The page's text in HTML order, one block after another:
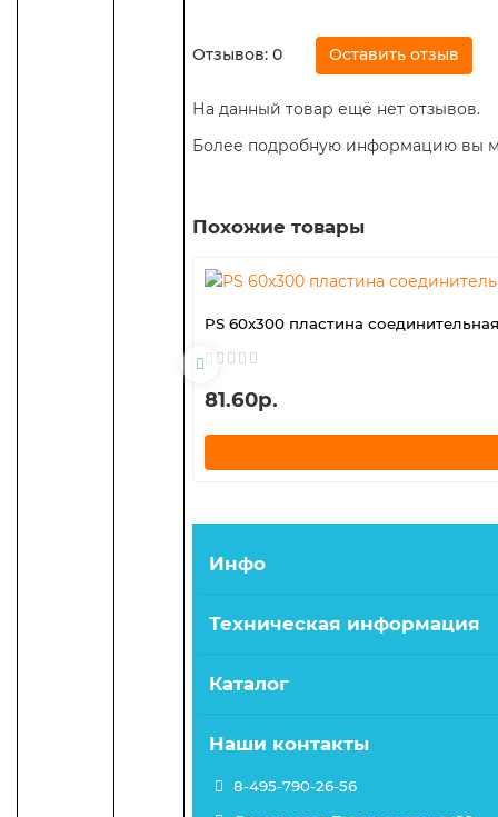
Отзывов: 0 Оставить отзыв
На данный товар ещё нет отзывов.
Более подробную информацию вы
Похожие товары
PS 60x300 пластина
81.60р.
Инфо
Техническая информация
Каталог
Наши контакты
8-495-790-26-56